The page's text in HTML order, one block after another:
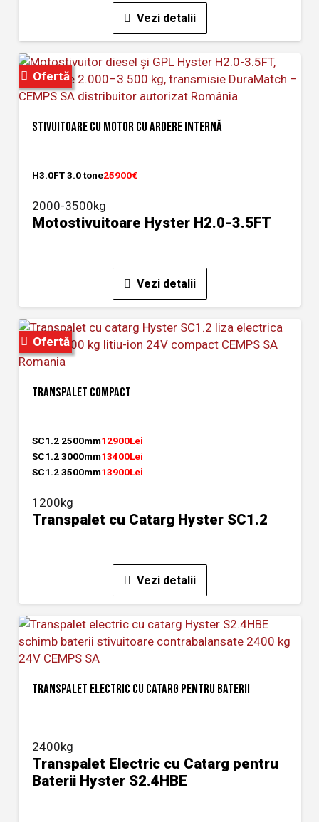
Vezi detalii
Ofertă
STIVUITOARE CU MOTOR CU ARDERE INTERNĂ
H3.0FT 3.0 tone25900€
2000-3500kg
Motostivuitoare Hyster H2.0-3.5FT
Vezi detalii
Ofertă
TRANSPALET COMPACT
SC1.2 2500mm12900Lei
SC1.2 3000mm13400Lei
SC1.2 3500mm13900Lei
1200kg
Transpalet cu Catarg Hyster SC1.2
Vezi detalii
TRANSPALET ELECTRIC CU CATARG PENTRU BATERII
2400kg
Transpalet Electric cu Catarg pentru
Baterii Hyster S2.4HBE